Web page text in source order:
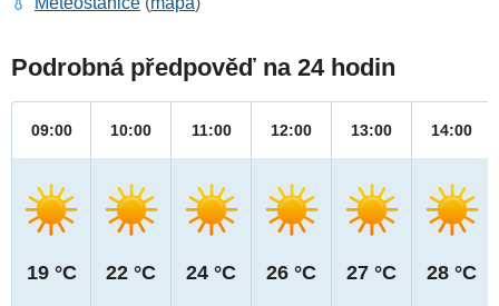
Podrobná předpověď na 24 hodin
09:00
19 °C
10:00
22 °C
11:00
24 °C
12:00
26 °C
13:00
27 °C
14:00
28 °C